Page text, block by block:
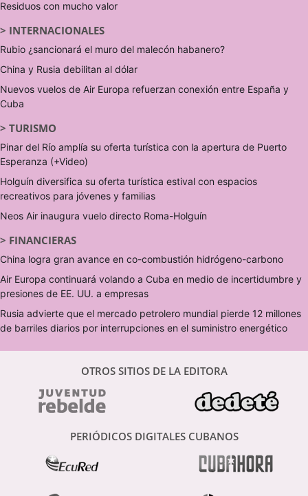
Residuos con mucho valor
> INTERNACIONALES
Rubio ¿sancionará el muro del malecón habanero?
China y Rusia debilitan al dólar
Nuevos vuelos de Air Europa refuerzan conexión entre España y
Cuba
> TURISMO
Pinar del Río amplía su oferta turística con la apertura de Puerto
Esperanza (+Video)
Holguín diversifica su oferta turística estival con espacios
recreativos para jóvenes y familias
Neos Air inaugura vuelo directo Roma-Holguín
> FINANCIERAS
China logra gran avance en co-combustión hidrógeno-carbono
Air Europa continuará volando a Cuba en medio de incertidumbre y
presiones de EE. UU. a empresas
Rusia advierte que el mercado petrolero mundial pierde 12 millones
de barriles diarios por interrupciones en el suministro energético
OTROS SITIOS DE LA EDITORA
PERIÓDICOS DIGITALES CUBANOS